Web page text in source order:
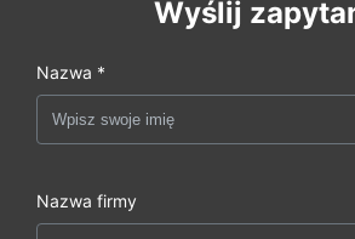
Wyślij
Nazwa *
Nazwa firmy